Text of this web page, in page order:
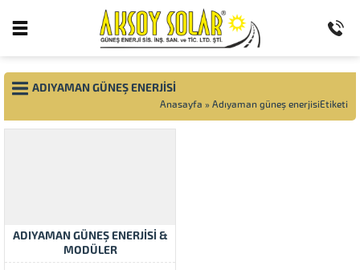
ADIYAMAN GÜNEŞ ENERJISI
Anasayfa » Adıyaman güneş enerjisiEtiketi
ADIYAMAN GÜNEŞ ENERJİSİ &
MODÜLER